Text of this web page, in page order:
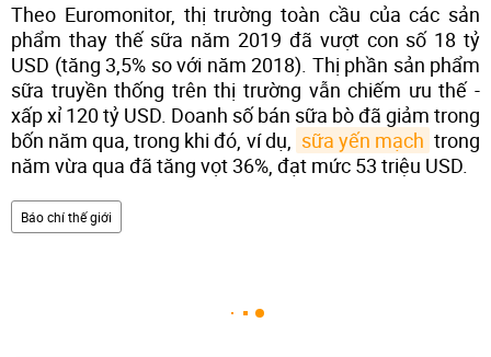
Theo Euromonitor, thị trường toàn cầu của các sản
phẩm thay thế sữa năm 2019 đã vượt con số 18 tỷ
USD (tăng 3,5% so với năm 2018). Thị phần sản phẩm
sữa truyền thống trên thị trường vẫn chiếm ưu thế -
xấp xỉ 120 tỷ USD. Doanh số bán sữa bò đã giảm trong
bốn năm qua, trong khi đó, ví dụ, sữa yến mạch trong
năm vừa qua đã tăng vọt 36%, đạt mức 53 triệu USD.
Báo chí thế giới